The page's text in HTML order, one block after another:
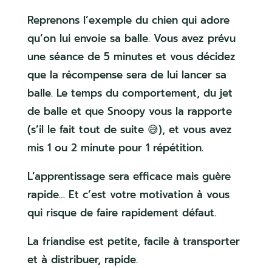
Reprenons l’exemple du chien qui adore
qu’on lui envoie sa balle. Vous avez prévu
une séance de 5 minutes et vous décidez
que la récompense sera de lui lancer sa
balle. Le temps du comportement, du jet
de balle et que Snoopy vous la rapporte
(s’il le fait tout de suite 😅), et vous avez
mis 1 ou 2 minute pour 1 répétition.
L’apprentissage sera efficace mais guère
rapide… Et c’est votre motivation à vous
qui risque de faire rapidement défaut.
La friandise est petite, facile à transporter
et à distribuer, rapide.